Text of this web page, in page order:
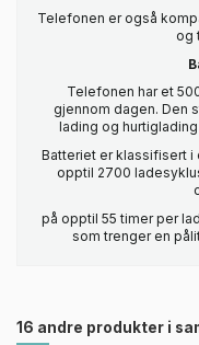
Telefonen er også
og
Telefonen har et
gjennom dagen. Den
lading og
Batteriet er klassifisert i
opptil 2700
på opptil 55 timer per
som trenger en
16 andre produkter i